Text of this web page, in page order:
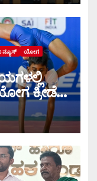
ನ್ಯೂಸ್
ಯೋಗ
ಕ್ರೀಡೆಗೆ